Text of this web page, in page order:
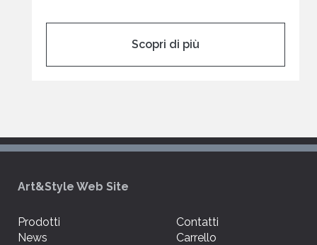
Scopri di più
Art&Style Web Site
Prodotti
News
Contatti
Carrello